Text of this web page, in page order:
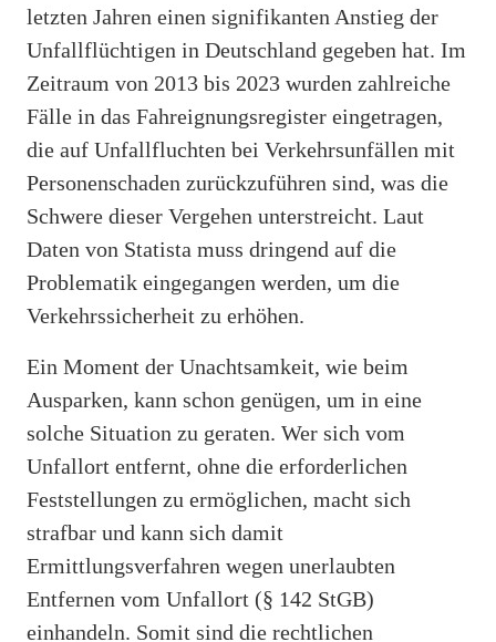
letzten Jahren einen signifikanten Anstieg der
Unfallflüchtigen in Deutschland gegeben hat. Im
Zeitraum von 2013 bis 2023 wurden zahlreiche
Fälle in das Fahreignungsregister eingetragen,
die auf Unfallfluchten bei Verkehrsunfällen mit
Personenschaden zurückzuführen sind, was die
Schwere dieser Vergehen unterstreicht. Laut
Daten von Statista muss dringend auf die
Problematik eingegangen werden, um die
Verkehrssicherheit zu erhöhen.
Ein Moment der Unachtsamkeit, wie beim
Ausparken, kann schon genügen, um in eine
solche Situation zu geraten. Wer sich vom
Unfallort entfernt, ohne die erforderlichen
Feststellungen zu ermöglichen, macht sich
strafbar und kann sich damit
Ermittlungsverfahren wegen unerlaubten
Entfernen vom Unfallort (§ 142 StGB)
einhandeln. Somit sind die rechtlichen